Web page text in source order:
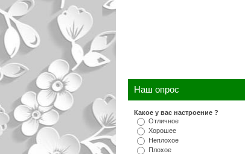
Наш опрос
Какое у вас настроение ?
Отличное
Хорошее
Неплохое
Плохое